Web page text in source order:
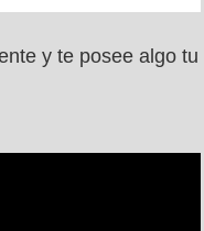
y te posee algo tu